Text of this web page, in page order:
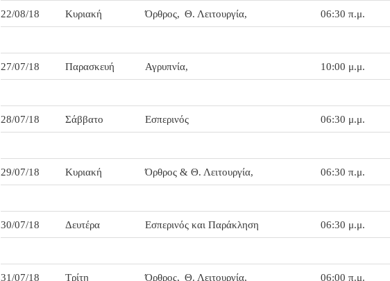
22/08/18 Κυριακή Όρθρος, Θ. Λειτουργία, 06:30 π.μ.
27/07/18 Παρασκευή Αγρυπνία, 10:00 μ.μ.
28/07/18 Σάββατο Εσπερινός 06:30 μ.μ.
29/07/18 Κυριακή Όρθρος & Θ. Λειτουργία, 06:30 π.μ.
30/07/18 Δευτέρα Εσπερινός και Παράκληση 06:30 μ.μ.
31/07/18 Τρίτη Όρθρος, Θ. Λειτουργία, 06:00 π.μ.